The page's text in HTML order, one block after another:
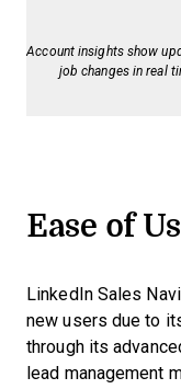
Account insights show
job changes in real
Ease of
LinkedIn Sales
new users due to
through its
lead management